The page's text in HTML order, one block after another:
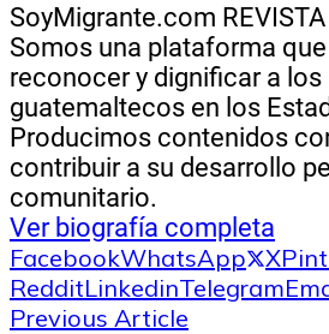
SoyMigrante.com REVISTA
Somos una plataforma
reconocer y dignificar a
guatemaltecos en los
Producimos contenidos
contribuir a su desarrollo
comunitario.
Ver biografía completa
FacebookWhatsApp X
RedditLinkedinTelegram
Previous Article